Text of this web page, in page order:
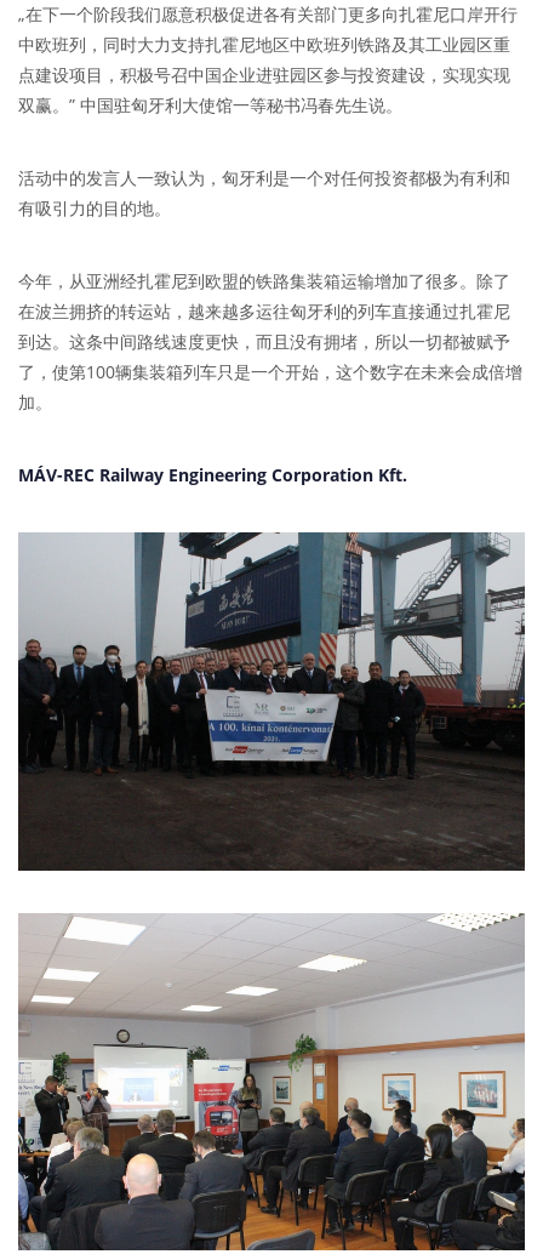
„在下一个阶段我们愿意积极促进各有关部门更多向扎霍尼口岸开行
中欧班列，同时大力支持扎霍尼地区中欧班列铁路及其工业园区重
点建设项目，积极号召中国企业进驻园区参与投资建设，实现实现
双赢。” 中国驻匈牙利大使馆一等秘书冯春先生说。
活动中的发言人一致认为，匈牙利是一个对任何投资都极为有利和
有吸引力的目的地。
今年，从亚洲经扎霍尼到欧盟的铁路集装箱运输增加了很多。除了
在波兰拥挤的转运站，越来越多运往匈牙利的列车直接通过扎霍尼
到达。这条中间路线速度更快，而且没有拥堵，所以一切都被赋予
了，使第100辆集装箱列车只是一个开始，这个数字在未来会成倍增
加。
MÁV-REC Railway Engineering Corporation Kft.